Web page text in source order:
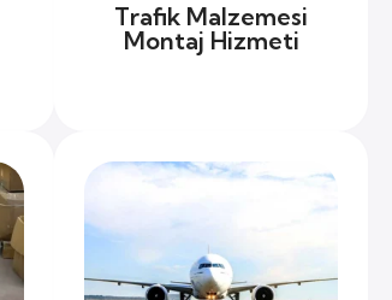
Trafik Malzemesi
Montaj Hizmeti